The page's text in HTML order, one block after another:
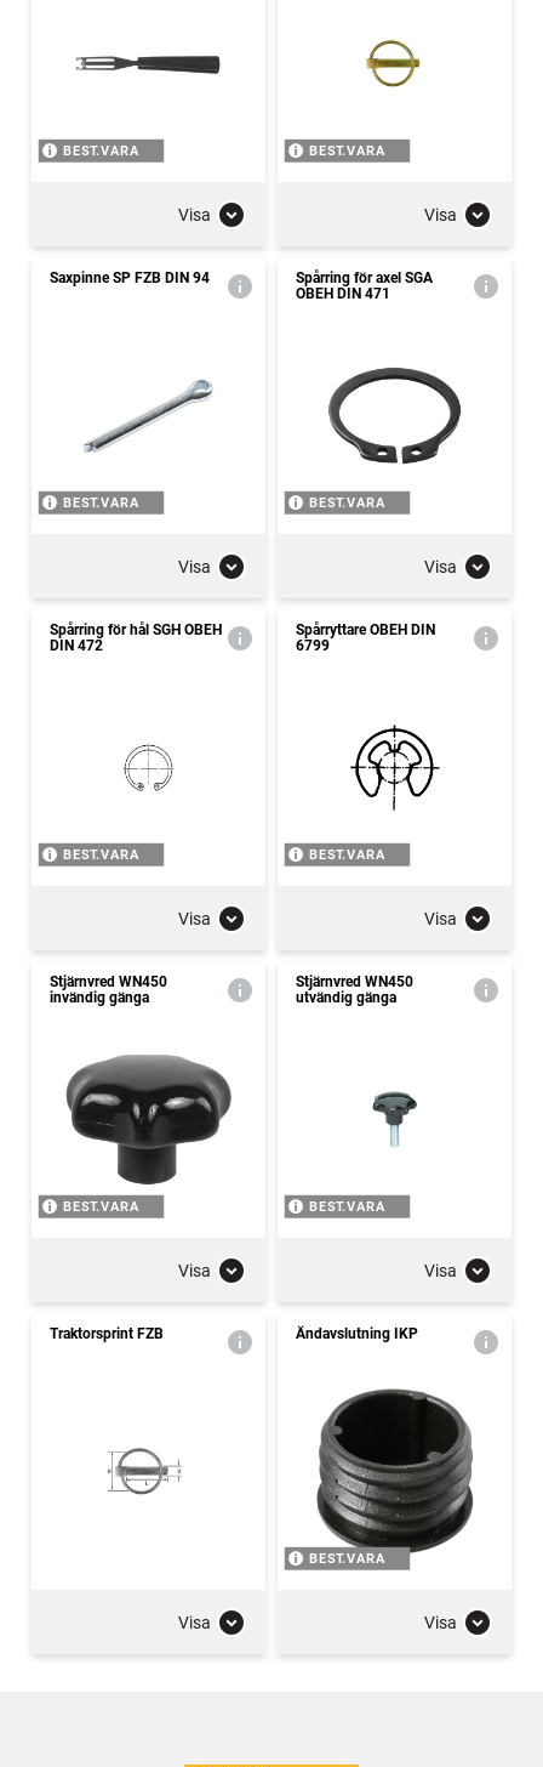
BEST.VARA
Visa
BEST.VARA
Visa
Saxpinne SP FZB DIN 94
BEST.VARA
Visa
Spårring för axel SGA
OBEH DIN 471
BEST.VARA
Visa
Spårring för hål SGH OBEH
DIN 472
BEST.VARA
Visa
Spårryttare OBEH DIN
6799
BEST.VARA
Visa
Stjärnvred WN450
invändig gänga
BEST.VARA
Visa
Stjärnvred WN450
utvändig gänga
BEST.VARA
Visa
Traktorsprint FZB
Visa
Ändavslutning IKP
BEST.VARA
Visa